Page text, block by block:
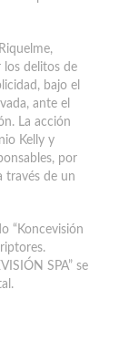
los delitos de
bajo el
ante el
La acción
Kelly y
por
través de un
“Koncevisión
SPA” se